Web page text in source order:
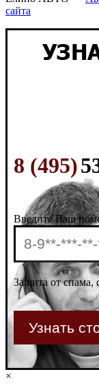
сайта
8 (495)
Введите Ваш
Защита от спама,
×